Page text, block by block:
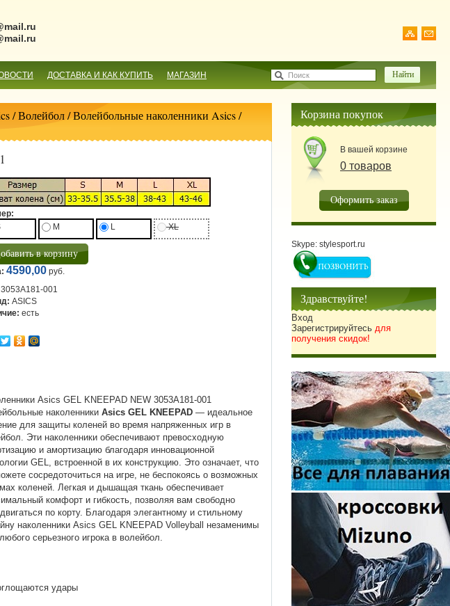
ДОСТАВКА И КАК КУПИТЬ МАГАЗИН Поиск
/Волейбол/Волейбольные наколенники Asics/
M L XL
4590,00 руб.
3053A181-001
ASICS
есть
Asics GEL KNEEPAD NEW 3053A181-001
наколенники Asics GEL KNEEPAD — идеальное
для защиты коленей во время напряженных игр в
Эти наколенники обеспечивают превосходную
и амортизацию благодаря инновационной
GEL, встроенной в их конструкцию. Это означает, что
сосредоточиться на игре, не беспокоясь о возможных
коленей. Легкая и дышащая ткань обеспечивает
комфорт и гибкость, позволяя вам свободно
по корту. Благодаря элегантному и стильному
наколенники Asics GEL KNEEPAD Volleyball незаменимы
серьезного игрока в волейбол.
удары
Корзина покупок
В вашей корзине
0 товаров
Оформить заказ
Skype: stylesport.ru
Здравствуйте!
Вход
Зарегистрируйтесь для
получения скидок!